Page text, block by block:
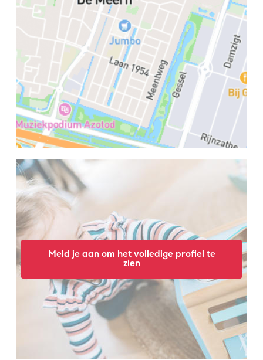
Meld je aan om het volledige profiel te
zien